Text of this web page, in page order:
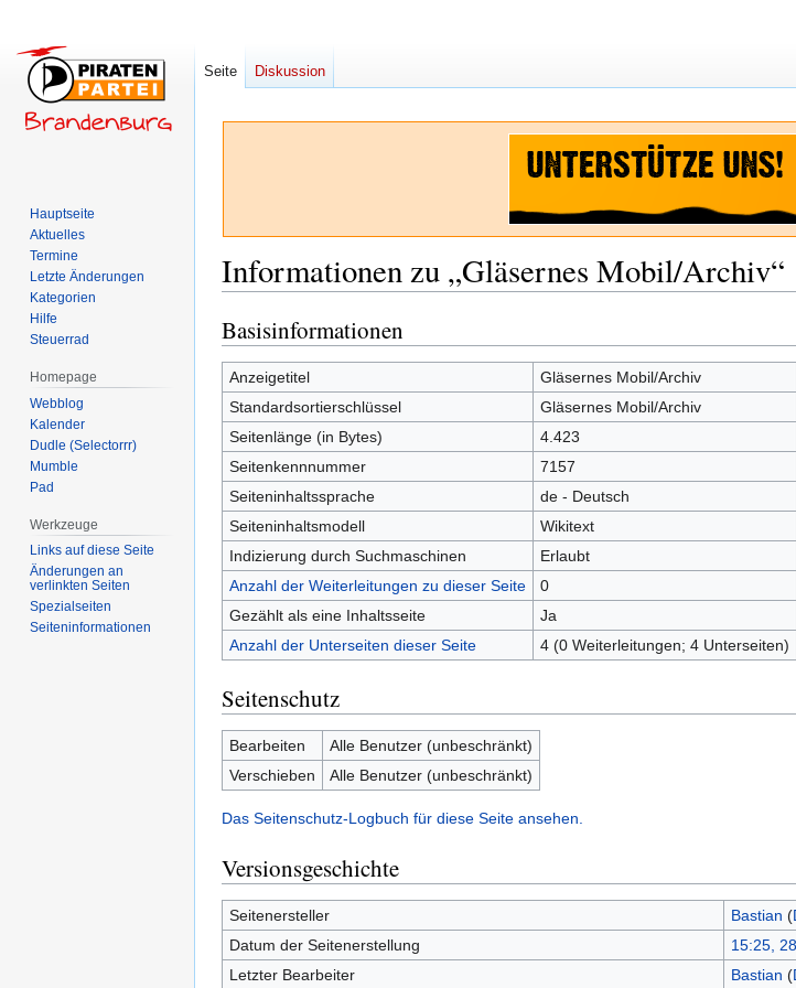
Informationen zu „Gläsernes Mobil/Archiv“
Zur
Navigation
springen
Zur
Suche
springen
Basisinformationen
Anzeigetitel
Gläsernes Mobil/Archiv
Standardsortierschlüssel
Gläsernes Mobil/Archiv
Seitenlänge (in Bytes)
4.423
Seitenkennnummer
7157
Seiteninhaltssprache
de - Deutsch
Seiteninhaltsmodell
Wikitext
Indizierung durch Suchmaschinen
Erlaubt
Anzahl der Weiterleitungen zu dieser Seite
0
Gezählt als eine Inhaltsseite
Ja
Anzahl der Unterseiten dieser Seite
4 (0 Weiterleitungen; 4 Unterseiten)
Seitenschutz
Bearbeiten
Alle Benutzer (unbeschränkt)
Verschieben
Alle Benutzer (unbeschränkt)
Das Seitenschutz-Logbuch für diese Seite ansehen.
Versionsgeschichte
Seitenersteller Bastian (
Datum der Seitenerstellung
15:25,
Letzter Bearbeiter
Bastian (
Seite Diskussion
Hauptseite
Aktuelles
Termine
Letzte Änderungen
Kategorien
Hilfe
Steuerrad
Homepage
Webblog
Kalender
Dudle (Selectorrr)
Mumble
Pad
Werkzeuge
Links auf diese Seite
Änderungen an
verlinkten Seiten
Spezialseiten
Seiten­­informationen